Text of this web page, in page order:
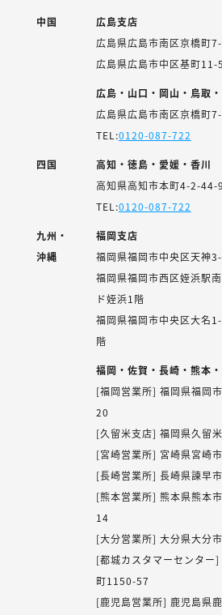
中国
広島支店
広島県広島市南区京橋町
広島県広島市中区基町
広島・山口・岡山・鳥取
広島県広島市南区京橋町
TEL:0120-087-722
四国
高知・徳島・愛媛・香川
高知県高知市本町4-2-44-
TEL:0120-087-722
九州・
沖縄
福岡支店
福岡県福岡市中央区天神
福岡県福岡市西区姪浜駅
ド姪浜1階
福岡県福岡市中央区大名
階
福岡・佐賀・長崎・熊本
[福岡営業所] 福岡県福岡
20
[久留米支店] 福岡県久留
[宮崎営業所] 宮崎県宮崎
[長崎営業所] 長崎県諫早
[熊本営業所] 熊本県熊本
14
[大分営業所] 大分県大分
[都城カスタマーセンター
町1150-57
[鹿児島営業所] 鹿児島県